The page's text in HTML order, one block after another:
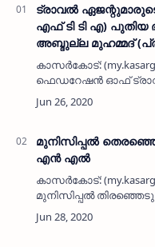
ട്രാവല്‍
എഫ് ടി ടി എ) പുതിയ
അബ്ദുല്ല മുഹമ്മദ്
തായല്‍ (സെക്രട്ടറി),
(ട്രഷറര്‍)
കാസര്‍കോട്:
ഫെഡറേഷന്‍ ഓഫ്
ഏജന്റ്‌സ് (ഐ എഫ് ടി ടി എ)
പുതിയ ഭാരവാഹികളെ
മുനിസിപ്പല്‍
എന്‍ എല്‍
കാസര്‍കോട്:
മുനിസിപ്പല്‍
എല്‍ മുനിസിപ്പല്‍
പ്രവര്‍ത്തന…